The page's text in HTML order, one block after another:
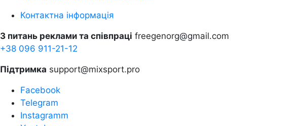
Контактна інформація
З питань реклами та співпраці freegenorg@gmail.com
+38 096 911-21-12
Підтримка support@mixsport.pro
Facebook
Telegram
Instagramm